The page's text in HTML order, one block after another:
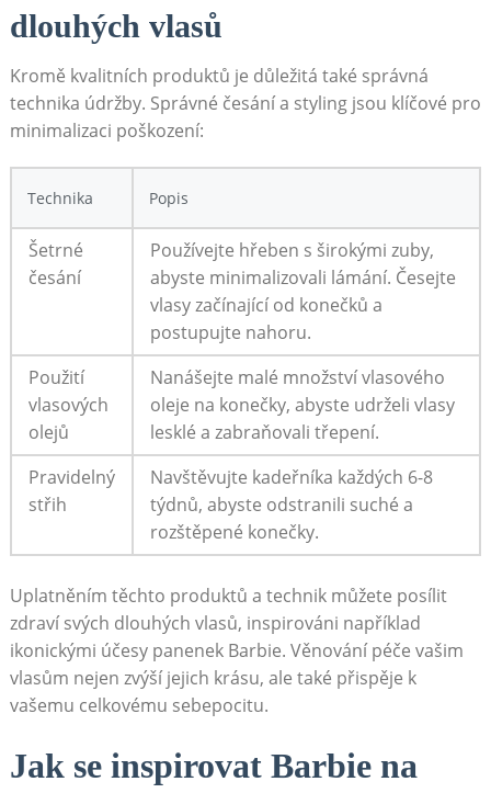
dlouhých vlasů
Kromě kvalitních produktů je důležitá také správná
technika údržby. Správné česání a styling jsou klíčové pro
minimalizaci poškození:
Technika Popis
Šetrné
česání
Používejte hřeben s širokými zuby,
abyste minimalizovali lámání. Česejte
vlasy začínající od konečků a
postupujte nahoru.
Použití
vlasových
olejů
Nanášejte malé množství vlasového
oleje na konečky, abyste udrželi vlasy
lesklé a zabraňovali třepení.
Pravidelný
střih
Navštěvujte kadeřníka každých 6-8
týdnů, abyste odstranili suché a
rozštěpené konečky.
Uplatněním těchto produktů a technik můžete posílit
zdraví svých dlouhých vlasů, inspirováni například
ikonickými účesy panenek Barbie. Věnování péče vašim
vlasům nejen zvýší jejich krásu, ale také přispěje k
vašemu celkovému sebepocitu.
Jak se inspirovat Barbie na